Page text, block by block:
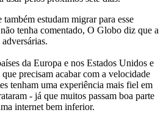
estudam migrar para esse
tenha comentado, O Globo diz que a
da Europa e nos Estados Unidos e
precisam acabar com a velocidade
tenham uma experiência mais fiel em
- já que muitos passam boa parte
internet bem inferior.